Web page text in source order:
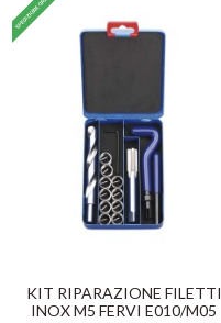
KIT RIPARAZIONE FILETTI
INOX M5 FERVI E010/M05